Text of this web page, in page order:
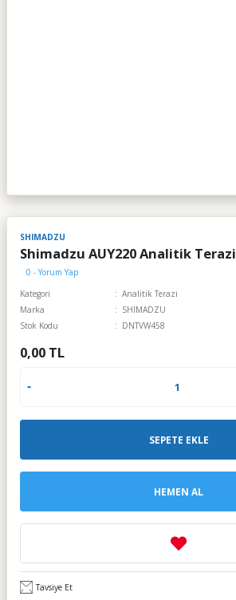
SHIMADZU
Shimadzu AUY220 Analitik Terazi
0 - Yorum Yap
Kategori
Analitik Terazi
Marka
SHIMADZU
Stok Kodu
DNTVW458
0,00 TL
SEPETE EKLE
HEMEN AL
Tavsiye Et